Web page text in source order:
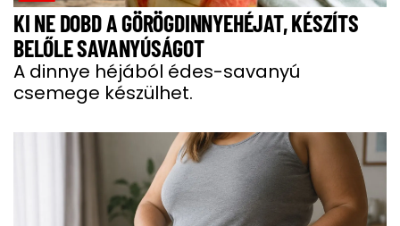
KI NE DOBD A GÖRÖGDINNYEHÉJAT, KÉSZÍTS
BELŐLE SAVANYÚSÁGOT
A dinnye héjából édes-savanyú
csemege készülhet.